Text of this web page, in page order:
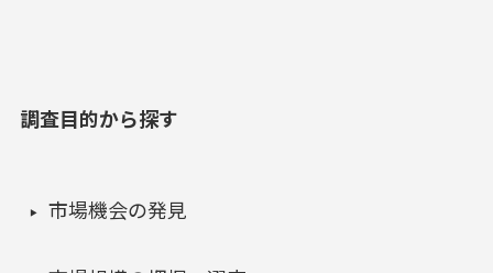
調査目的から探す
市場機会の発見